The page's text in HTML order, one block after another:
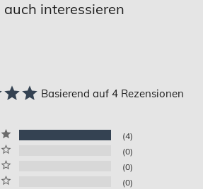
auch interessieren
Basierend auf 4 Rezensionen
4
0
0
0